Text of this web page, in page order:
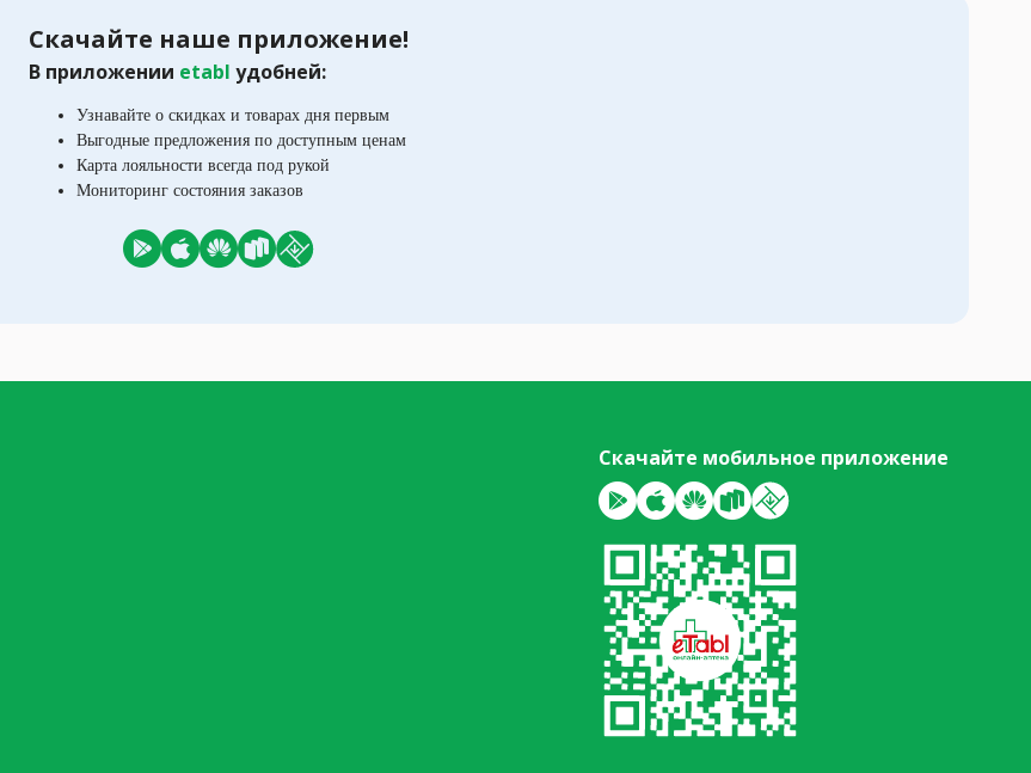
Скачайте наше приложение!
В приложении etabl удобней:
Узнавайте о скидках и товарах дня первым
Выгодные предложения по доступным ценам
Карта лояльности всегда под рукой
Мониторинг состояния заказов
Скачайте мобильное приложение